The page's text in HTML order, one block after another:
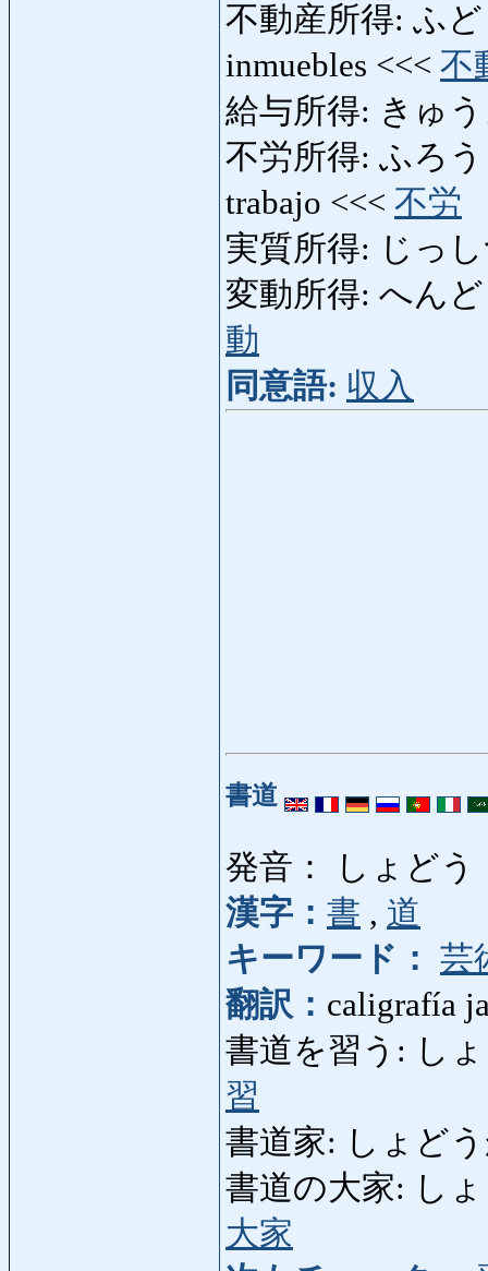
不動産所得: ふ
inmuebles <<< 不
給与所得: きゅ
不労所得: ふろう
trabajo <<< 不労
実質所得: じっ
変動所得: へん
動
同意語: 収入
書道
発音： しょどう
漢字： 書 , 道
キーワード： 芸
翻訳： caligrafía
書道を習う: し
習
書道家: しょど
書道の大家: し
大家